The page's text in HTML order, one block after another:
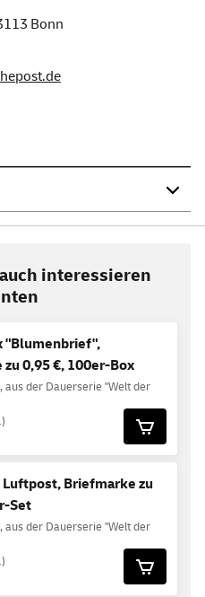
Bonn
interessieren
"Blumenbrief",
0,95 €, 100er-Box
aus der Dauerserie "Welt der
Briefmarke zu
Set
aus der Dauerserie "Welt der